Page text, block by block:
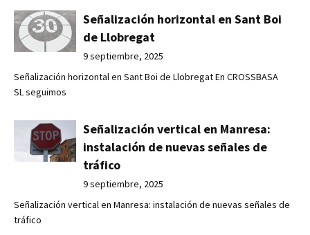
Señalización horizontal en Sant Boi
de Llobregat
9 septiembre, 2025
Señalización horizontal en Sant Boi de Llobregat En CROSSBASA
SL seguimos
Señalización vertical en Manresa:
instalación de nuevas señales de
tráfico
9 septiembre, 2025
Señalización vertical en Manresa: instalación de nuevas señales de
tráfico